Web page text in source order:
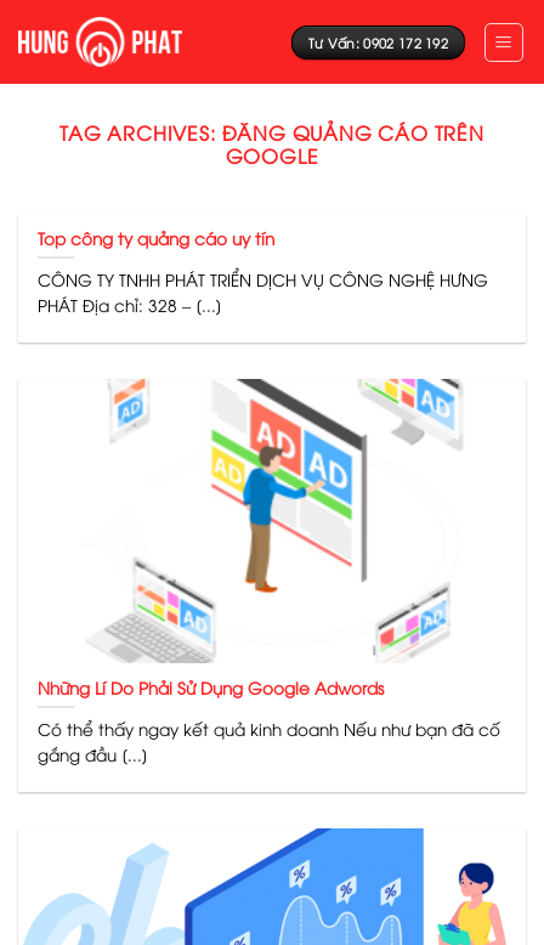
Tư Vấn: 0902 172 192
TAG ARCHIVES: ĐĂNG QUẢNG CÁO TRÊN
GOOGLE
Top công ty quảng cáo uy tín
CÔNG TY TNHH PHÁT TRIỂN DỊCH VỤ CÔNG NGHỆ HƯNG
PHÁT Địa chỉ: 328 – [...]
Những Lí Do Phải Sử Dụng Google Adwords
Có thể thấy ngay kết quả kinh doanh Nếu như bạn đã cố
gắng đầu [...]